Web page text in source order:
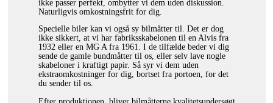
ikke passer perfekt, ombytter vi dem uden diskussion.
Naturligvis omkostningsfrit for dig.
Specielle biler kan vi også sy bilmåtter til. Det er dog
ikke sikkert, at vi har fabriksskabelonen til en Alvis fra
1932 eller en MG A fra 1961. I de tilfælde beder vi dig
sende de gamle bundmåtter til os, eller selv lave nogle
skabeloner i kraftigt papir. Så syr vi dem uden
ekstraomkostninger for dig, bortset fra portoen, for det
du sender til os.